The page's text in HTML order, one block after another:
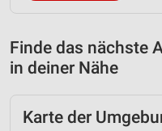
Finde das nächste
in deiner Nähe
Karte der